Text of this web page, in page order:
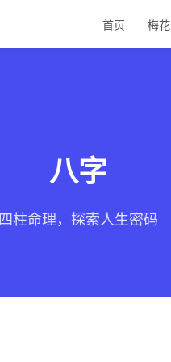
首页 梅花
八字
四柱命理，探索人生密码